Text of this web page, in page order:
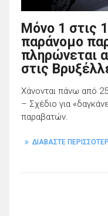
Μόνο 1 στις
παράνομο
πληρώνεται
στις
Χάνονται πάνω από
– Σχέδιο για
παραβατών.
ΔΙΑΒΑΣΤΕ